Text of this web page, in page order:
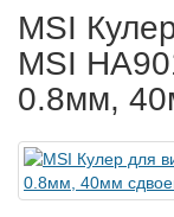
MSI
MSI
0.8мм,